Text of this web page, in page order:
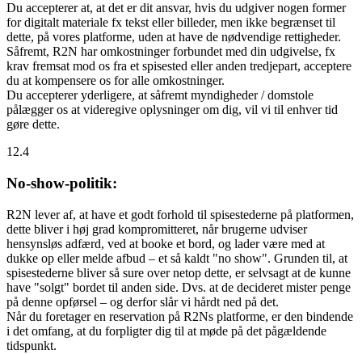
Du accepterer at, at det er dit ansvar, hvis du udgiver nogen former
for digitalt materiale fx tekst eller billeder, men ikke begrænset til
dette, på vores platforme, uden at have de nødvendige rettigheder.
Såfremt, R2N har omkostninger forbundet med din udgivelse, fx
krav fremsat mod os fra et spisested eller anden tredjepart, acceptere
du at kompensere os for alle omkostninger.
Du accepterer yderligere, at såfremt myndigheder / domstole
pålægger os at videregive oplysninger om dig, vil vi til enhver tid
gøre dette.
12.4
No-show-politik:
R2N lever af, at have et godt forhold til spisestederne på platformen,
dette bliver i høj grad kompromitteret, når brugerne udviser
hensynsløs adfærd, ved at booke et bord, og lader være med at
dukke op eller melde afbud – et så kaldt "no show". Grunden til, at
spisestederne bliver så sure over netop dette, er selvsagt at de kunne
have "solgt" bordet til anden side. Dvs. at de decideret mister penge
på denne opførsel – og derfor slår vi hårdt ned på det.
Når du foretager en reservation på R2Ns platforme, er den bindende
i det omfang, at du forpligter dig til at møde på det pågældende
tidspunkt.